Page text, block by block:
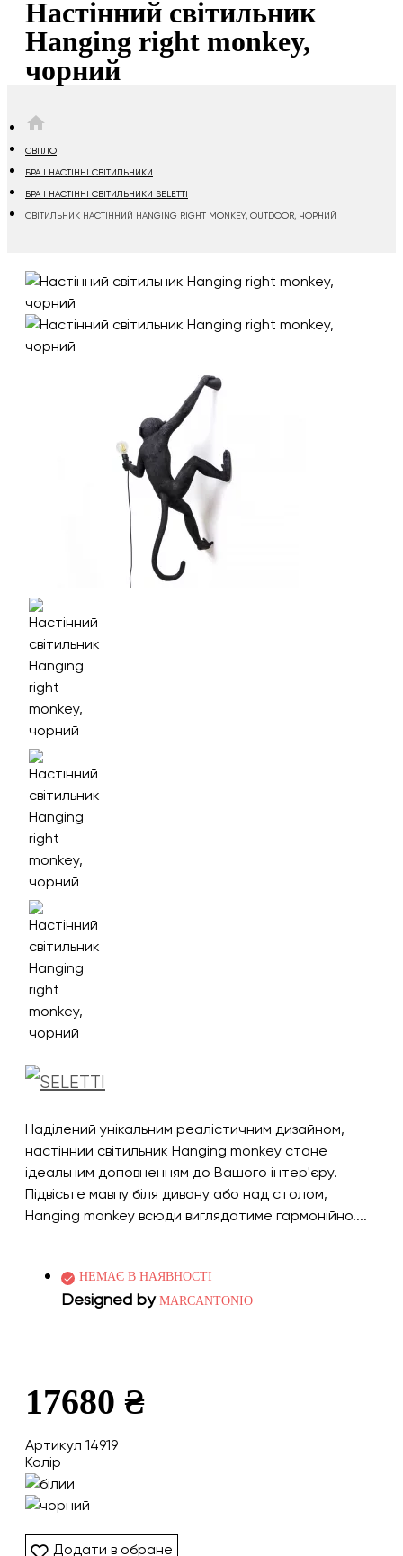
Настінний світильник
Hanging right monkey,
чорний
СВІТЛО
БРА І НАСТІННІ СВІТИЛЬНИКИ
БРА І НАСТІННІ СВІТИЛЬНИКИ SELETTI
СВІТИЛЬНИК НАСТІННИЙ HANGING RIGHT MONKEY, OUTDOOR, ЧОРНИЙ
Наділений унікальним реалістичним дизайном,
настінний світильник Hanging monkey стане
ідеальним доповненням до Вашого інтер'єру.
Підвісьте мавпу біля дивану або над столом,
Hanging monkey всюди виглядатиме гармонійно....
НЕМАЄ В НАЯВНОСТІ
Designed by MARCANTONIO
17680 ₴
Артикул 14919
Колір
Додати в обране